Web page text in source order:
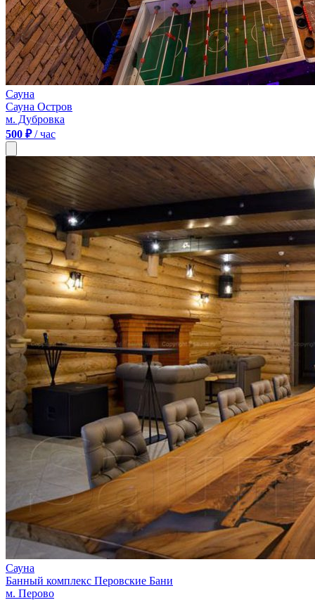
Сауна
Сауна Остров
м. Дубровка
500 ₽/ час
Сауна
Банный комплекс Перовские Бани
м. Перово